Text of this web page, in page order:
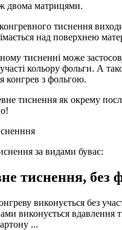
двома матрицями.
конгревного тиснення
над поверхнею
тисненні може
кольору фольги. А
конгрев з фольгою.
тиснення як окрему
за видами буває:
тиснення, без
виконується без
виконується вдавлення
...